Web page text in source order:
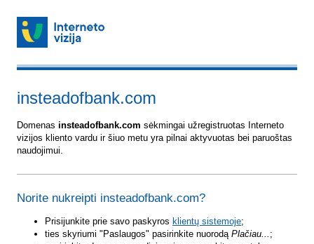
insteadofbank.com
Domenas insteadofbank.com sėkmingai užregistruotas Interneto
vizijos kliento vardu ir šiuo metu yra pilnai aktyvuotas bei paruoštas
naudojimui.
Norite nukreipti insteadofbank.com?
Prisijunkite prie savo paskyros klientų sistemoje;
ties skyriumi "Paslaugos" pasirinkite nuorodą Plačiau... ;